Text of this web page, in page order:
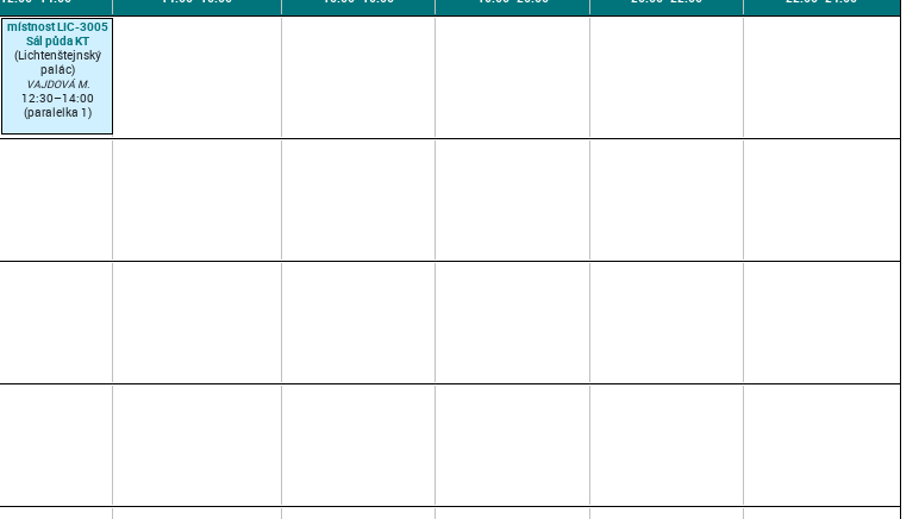
místnost LIC-3005
Sál půda KT
(Lichtenštejnský
palác)
VAJDOVÁ M.
12:30–14:00
(paralelka 1)